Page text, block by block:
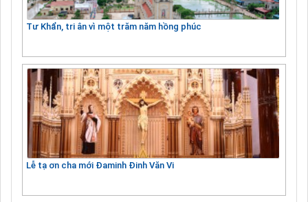
Tư Khẩn, tri ân vì một trăm năm hồng phúc
Lễ tạ ơn cha mới Đaminh Đinh Văn Vi